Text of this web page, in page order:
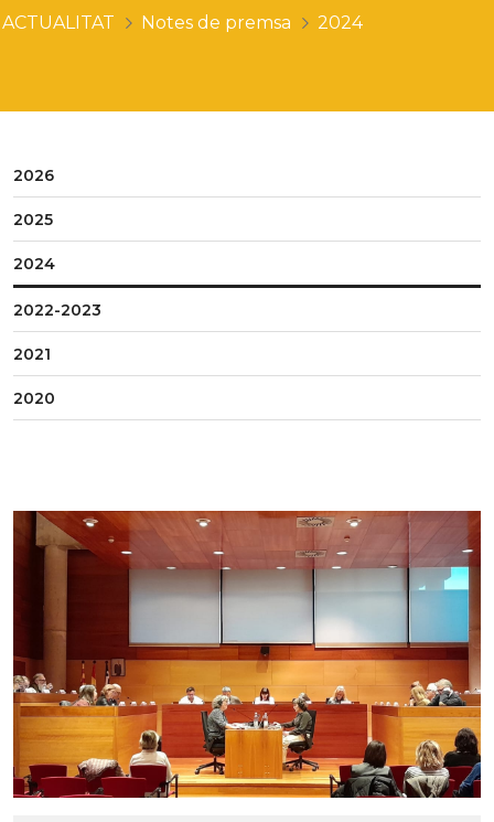
ACTUALITAT Notes de premsa 2024
2026
2025
2024
2022-2023
2021
2020